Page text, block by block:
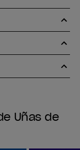
Uñas de